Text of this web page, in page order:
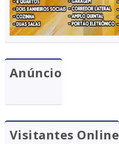
Anúncio
Visitantes Online